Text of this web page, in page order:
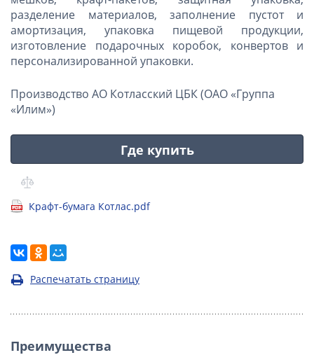
разделение материалов, заполнение пустот и
амортизация, упаковка пищевой продукции,
изготовление подарочных коробок, конвертов и
персонализированной упаковки.
Производство АО Котласский ЦБК (ОАО «Группа
«Илим»)
Где купить
Крафт-бумага Котлас.pdf
Распечатать страницу
Преимущества